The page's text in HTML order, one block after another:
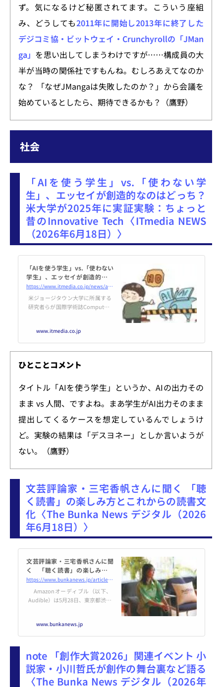
ず。気になるけど秘匿されてます。こういう座組
み、どうしても2011年に開始し2013年に終了した
デジコミ協・ビットウェイ・Crunchyrollの「JMan
ga」 を思い出してしまうわけですが……構成員の大
半が当時の関係社ですもんね。むしろあえてなのか
な？ 「なぜJMangaは失敗したのか？」から会議を
始めているとしたら、期待できるかも？（鷹野）
社会
「AIを使う学生」vs.「使わない学
生」、エッセイが創造的なのはどっち？
米大学が2025年に実証実験：ちょっと
昔のInnovative Tech〈ITmedia NEWS
（2026年6月18日）〉
「AIを使う学生」vs.「使わない
学生」、エッセイが創造的なの
はどっち？ 米大学が2025年に
実証実験
https://www.itmedia.co.jp/news/articles/2606/18/news043.html
米ジョージタウン大学に所属する
研究者らが国際学術誌Computers
izing effect of large language mo
dels (LLMs) on creative diversity:
An empirical comparison of hum
an and ChatGPT writing」は、人
間たちが生み出すアイデアと生成
多様で創造的であるかを検証した
www.itmedia.co.jp
ひとことコメント
タイトル「AIを使う学生」というか、AIの出力その
まま vs 人間、ですよね。まあ学生がAI出力そのまま
提出してくるケースを想定しているんでしょうけ
ど。実験の結果は「デスヨネー」としか言いようが
ない。（鷹野）
文芸評論家・三宅香帆さんに聞く 「聴
く読書」の楽しみ方とこれからの読書文
化〈The Bunka News デジタル（2026
年6月18日）〉
文芸評論家・三宅香帆さんに聞
く 「聴く読書」の楽しみ方と
これからの読書文化 - The Bunk
a News デジタル
https://www.bunkanews.jp/article/468156/
Amazonオーディブル（以下、
Audible）は5月28日、東京都渋谷
さん、文芸評論家・三宅香帆さん
を交えたトークセッションが行わ
www.bunkanews.jp
note 「創作大賞2026」関連イベント 小
説家・小川哲氏が創作の舞台裏など語る
〈The Bunka News デジタル（2026年